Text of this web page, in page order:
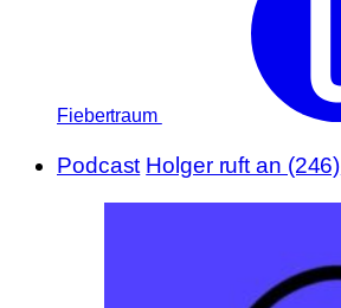
Fiebertraum
Podcast Holger ruft an (246)